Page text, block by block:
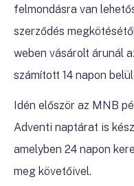
felmondásra van
szerződés
weben vásárolt árunál
számított 14 napon
Idén először az MNB
Adventi naptárat is
amelyben 24 napon
meg követőivel.